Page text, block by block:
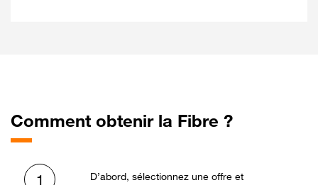
Comment obtenir la Fibre ?
1
D’abord, sélectionnez une offre et